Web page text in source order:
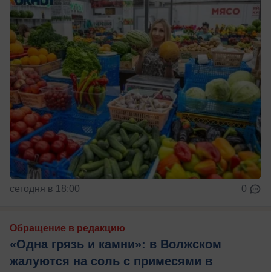
сегодня в 18:00 0
Обращение в редакцию
«Одна грязь и камни»: в Волжском
жалуются на соль с примесями в